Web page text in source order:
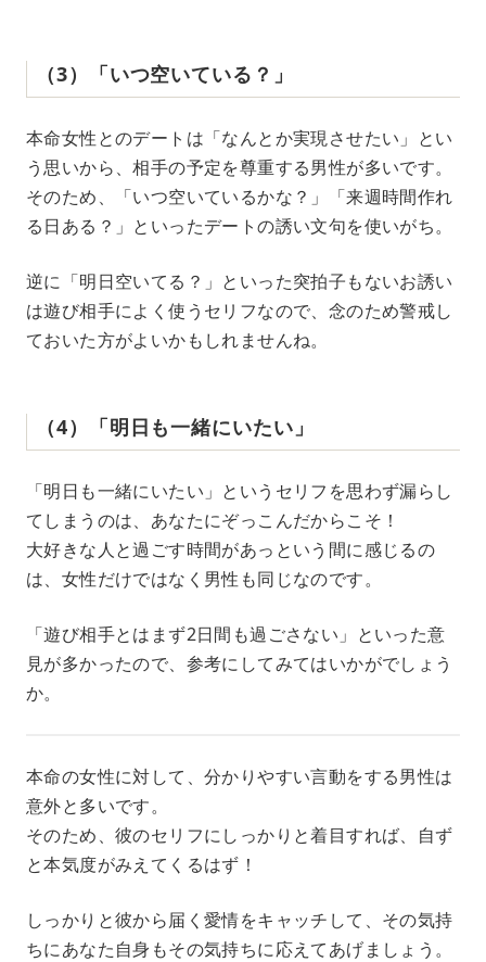
（3）「いつ空いている？」
本命女性とのデートは「なんとか実現させたい」とい
う思いから、相手の予定を尊重する男性が多いです。
そのため、「いつ空いているかな？」「来週時間作れ
る日ある？」といったデートの誘い文句を使いがち。
逆に「明日空いてる？」といった突拍子もないお誘い
は遊び相手によく使うセリフなので、念のため警戒し
ておいた方がよいかもしれませんね。
（4）「明日も一緒にいたい」
「明日も一緒にいたい」というセリフを思わず漏らし
てしまうのは、あなたにぞっこんだからこそ！
大好きな人と過ごす時間があっという間に感じるの
は、女性だけではなく男性も同じなのです。
「遊び相手とはまず2日間も過ごさない」といった意
見が多かったので、参考にしてみてはいかがでしょう
か。
本命の女性に対して、分かりやすい言動をする男性は
意外と多いです。
そのため、彼のセリフにしっかりと着目すれば、自ず
と本気度がみえてくるはず！
しっかりと彼から届く愛情をキャッチして、その気持
ちにあなた自身もその気持ちに応えてあげましょう。